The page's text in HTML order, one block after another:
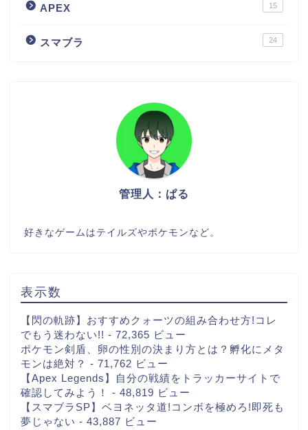
APEX 15
スマブラ 24
管理人：ぱる
好きなゲームはテイルズやポケモンなど。
表示数
【閃の軌跡】おすすめクォーツの組み合わせ方!コレ
でもう迷わない!! - 72,365 ビュー
ポケモン剣盾、卵の性別の決まり方とは？孵化にメタ
モンは絶対？ - 71,762 ビュー
【Apex Legends】自分の戦績をトラッカーサイトで
確認してみよう！
- 48,819 ビュー
【スマブラSP】ベヨネッタ道!コンボを極めろ!即死も
夢じゃない - 43,887 ビュー